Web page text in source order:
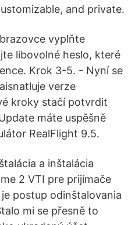
and private.
vyplňte
libovolné heslo, které
Krok 3-5. - Nyní se
verze
kroky stačí potvrdit
máte uspěšně
RealFlight 9.5.
a inštalácia
2 VTI pre prijímače
postup odinštalovania
mi se přesně to